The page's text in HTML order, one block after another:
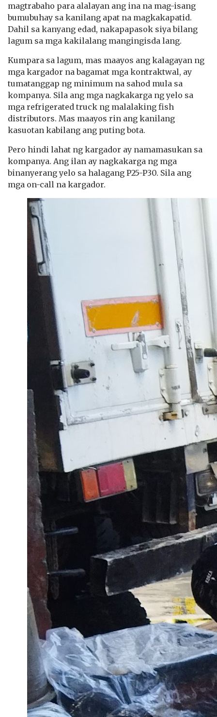
magtrabaho para alalayan ang ina na mag-isang
bumubuhay sa kanilang apat na magkakapatid.
Dahil sa kanyang edad, nakapapasok siya bilang
lagum sa mga kakilalang mangingisda lang.
Kumpara sa lagum, mas maayos ang kalagayan ng
mga kargador na bagamat mga kontraktwal, ay
tumatanggap ng minimum na sahod mula sa
kompanya. Sila ang mga nagkakarga ng yelo sa
mga refrigerated truck ng malalaking fish
distributors. Mas maayos rin ang kanilang
kasuotan kabilang ang puting bota.
Pero hindi lahat ng kargador ay namamasukan sa
kompanya. Ang ilan ay nagkakarga ng mga
binanyerang yelo sa halagang P25-P30. Sila ang
mga on-call na kargador.